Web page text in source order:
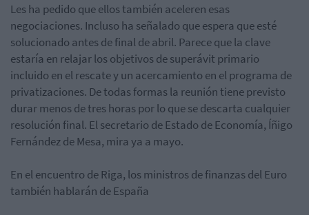
Les ha pedido que ellos también aceleren esas
negociaciones. Incluso ha señalado que espera que esté
solucionado antes de final de abril. Parece que la clave
estaría en relajar los objetivos de superávit primario
incluido en el rescate y un acercamiento en el programa de
privatizaciones. De todas formas la reunión tiene previsto
durar menos de tres horas por lo que se descarta cualquier
resolución final. El secretario de Estado de Economía, Íñigo
Fernández de Mesa, mira ya a mayo.
En el encuentro de Riga, los ministros de finanzas del Euro
también hablarán de España